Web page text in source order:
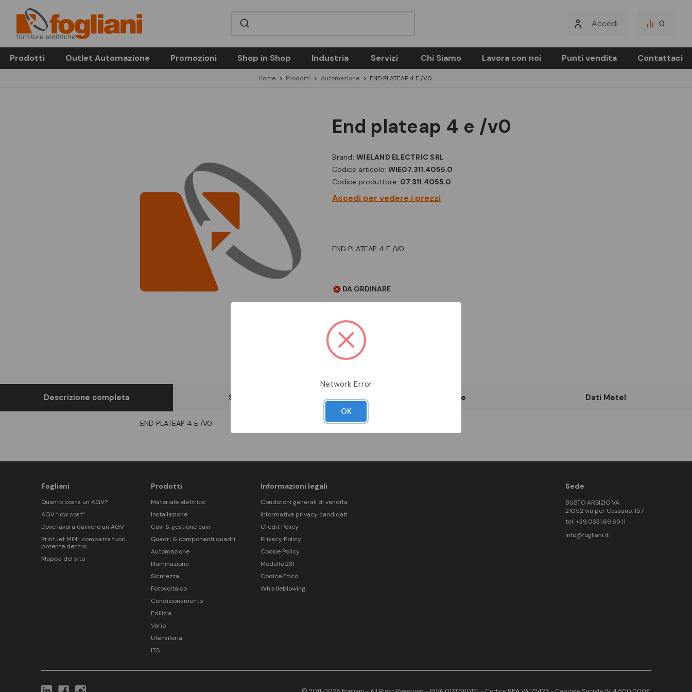
Accedi 0
Prodotti Outlet Automazione Promozioni Shop in Shop Industria Servizi Chi Siamo Lavora con noi Punti vendita Contattaci
Home Prodotti Automazione END PLATEAP 4 E /V0
end plateap 4 e /v0
Brand:WIELAND ELECTRIC SRL
Codice articolo:WIE07.311.4055.0
Codice produttore: 07.311.4055.0
Accedi per vedere i prezzi
END PLATEAP 4 E /V0
DA ORDINARE
Aggiungi alla comparazione
Descrizione completa Scheda Tecnica Documentazione Dati Metel
END PLATEAP 4 E /V0
Fogliani
Quanto costa un AGV?
AGV “low cost”
Dove lavora davvero un AGV
PrintJet MINI: compatta fuori,
potente dentro.
Mappa del sito
Prodotti
Materiale elettrico
Installazione
Cavi & gestione cavi
Quadri & componenti quadri
Automazione
Illuminazione
Sicurezza
Fotovoltaico
Condizionamento
Edilizia
Vario
Utensileria
ITS
Informazioni legali
Condizioni generali di vendita
Informativa privacy candidati
Credit Policy
Privacy Policy
Cookie Policy
Modello 231
Codice Etico
Whistleblowing
Sede
BUSTO ARSIZIO VA
21052 via per Cassano, 157
tel. +39.0331.69.69.11
info@fogliani.it
Network Error
OK